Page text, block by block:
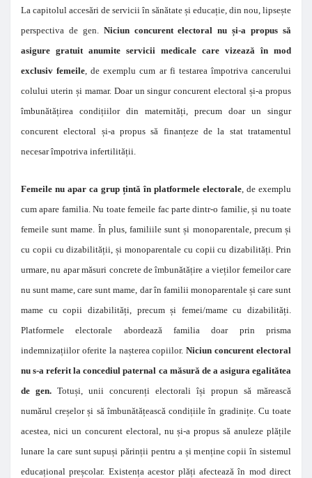
La capitolul accesări de servicii în sănătate și educație, din nou, lipsește
perspectiva de gen. Niciun concurent electoral nu și-a propus să
asigure gratuit anumite servicii medicale care vizează în mod
exclusiv femeile, de exemplu cum ar fi testarea împotriva cancerului
colului uterin și mamar. Doar un singur concurent electoral și-a propus
îmbunătățirea condițiilor din maternități, precum doar un singur
concurent electoral și-a propus să finanțeze de la stat tratamentul
necesar împotriva infertilității.
Femeile nu apar ca grup țintă în platformele electorale, de exemplu
cum apare familia. Nu toate femeile fac parte dintr-o familie, și nu toate
femeile sunt mame. În plus, familiile sunt și monoparentale, precum și
cu copii cu dizabilității, și monoparentale cu copii cu dizabilități. Prin
urmare, nu apar măsuri concrete de îmbunătățire a vieților femeilor care
nu sunt mame, care sunt mame, dar în familii monoparentale și care sunt
mame cu copii dizabilități, precum și femei/mame cu dizabilități.
Platformele electorale abordează familia doar prin prisma
indemnizațiilor oferite la nașterea copiilor.Niciun concurent electoral
nu s-a referit la concediul paternal ca măsură de a asigura egalitătea
de gen. Totuși, unii concurenți electorali își propun să mărească
numărul creșelor și să îmbunătățească condițiile în gradinițe. Cu toate
acestea, nici un concurent electoral, nu și-a propus să anuleze plățile
lunare la care sunt supuși părinții pentru a și menține copii în sistemul
educațional preșcolar. Existența acestor plăți afectează în mod direct